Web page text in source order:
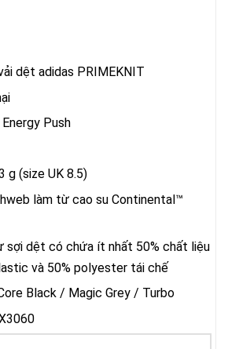
dệt adidas PRIMEKNIT
Push
g (size UK 8.5)
làm từ cao su Continental™
sợi dệt có chứa ít nhất 50% chất liệu
và 50% polyester tái chế
Black / Magic Grey / Turbo